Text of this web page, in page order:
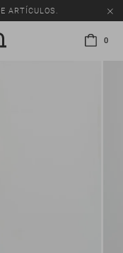
ARTÍCULOS.
0